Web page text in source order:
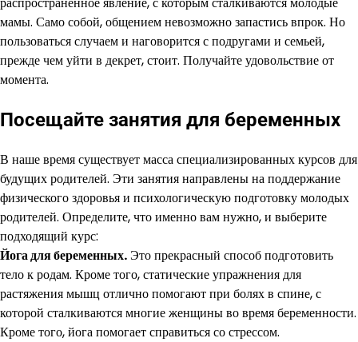
мамы. Само собой, общением невозможно запастись впрок. Но
пользоваться случаем и наговорится с подругами и семьей,
прежде чем уйти в декрет, стоит. Получайте удовольствие от
момента.
Посещайте занятия для беременных
В наше время существует масса специализированных курсов для
будущих родителей. Эти занятия направлены на поддержание
физического здоровья и психологическую подготовку молодых
родителей. Определите, что именно вам нужно, и выберите
подходящий курс:
Йога для беременных.Это прекрасный способ подготовить
тело к родам. Кроме того, статические упражнения для
растяжения мышц отлично помогают при болях в спине, с
которой сталкиваются многие женщины во время беременности.
Кроме того, йога помогает справиться со стрессом.